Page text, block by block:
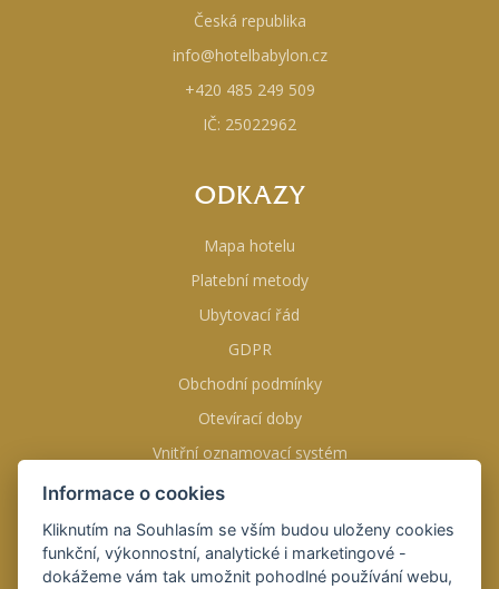
Česká republika
info@hotelbabylon.cz
+420 485 249 509
IČ: 25022962
ODKAZY
Mapa hotelu
Platební metody
Ubytovací řád
GDPR
Obchodní podmínky
Otevírací doby
Vnitřní oznamovací systém
NAJDETE NÁS NA
Informace o cookies
Kliknutím na Souhlasím se vším budou uloženy cookies
funkční, výkonnostní, analytické i marketingové -
dokážeme vám tak umožnit pohodlné používání webu,